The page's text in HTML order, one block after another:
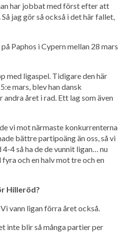
har jobbat med först efter att
jag gör så också i det här fallet,
Paphos i Cypern mellan 28 mars
med ligaspel. Tidigare den här
mars, blev han dansk
året i rad. Ett lag som även
vi mot närmaste konkurrenterna
bättre partipoäng än oss, så vi
4 så ha de de vunnit ligan… nu
och en halv mot tre och en
Hilleröd?
vann ligan förra året också.
inte blir så många partier per